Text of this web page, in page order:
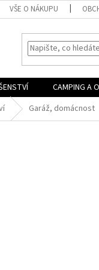
VŠE O NÁKUPU
CAMPING A
Garáž, domácnost